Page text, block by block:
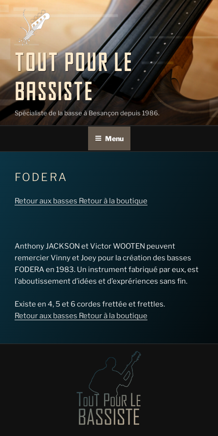
Aller
au
contenu
principal
TOUT POUR LE
BASSISTE
Spécialiste de la basse à Besançon depuis 1986.
Menu
FODERA
Retour aux basses Retour à la boutique
Anthony JACKSON et Victor WOOTEN peuvent
remercier Vinny et Joey pour la création des basses
FODERA en 1983. Un instrument fabriqué par eux, est
l’aboutissement d’idées et d’exprériences sans fin.
Existe en 4, 5 et 6 cordes frettée et frettles.
Retour aux basses Retour à la boutique